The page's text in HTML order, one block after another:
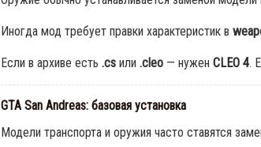
Иногда мод требует правки характеристик в
Если в архиве есть .csили .cleo— нужен CLEO 4.
GTA San Andreas: базовая установка
Модели транспорта и оружия часто ставятся